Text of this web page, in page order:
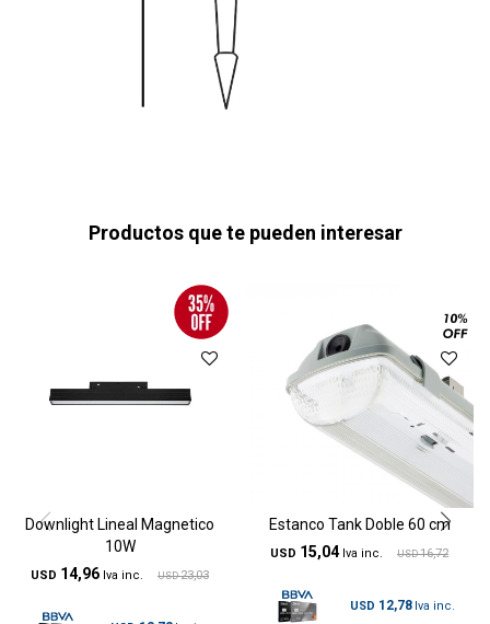
Productos que te pueden interesar
Downlight Lineal Magnetico
10W
USD 14,96 USD 23,03
Estanco Tank Doble 60 cm
USD 15,04 USD 16,72
USD 12,78